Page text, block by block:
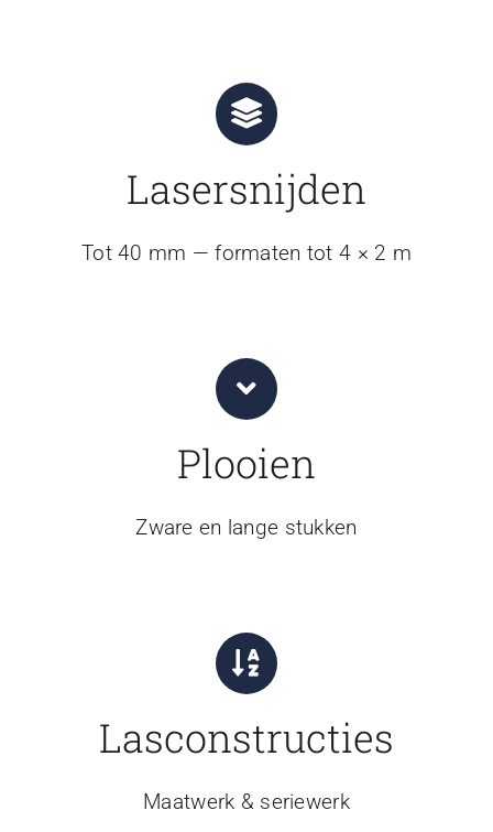
Lasersnijden
Tot 40 mm — formaten tot 4 × 2 m
Plooien
Zware en lange stukken
Lasconstructies
Maatwerk & seriewerk